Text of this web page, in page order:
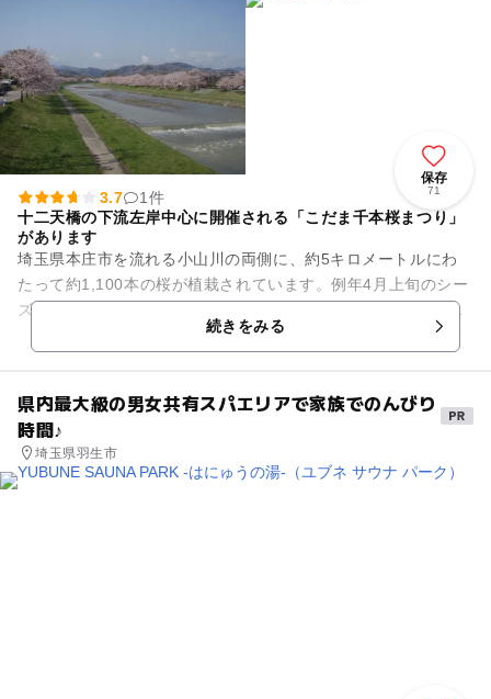
保存
71
3.7
1件
十二天橋の下流左岸中心に開催される「こだま千本桜まつり」
があります
埼玉県本庄市を流れる小山川の両側に、約5キロメートルにわ
たって約1,100本の桜が植栽されています。例年4月上旬のシー
ズンには一斉に開花し、花の色が川面に映えます。開花の時期
続きをみる
県内最大級の男女共有スパエリアで家族でのんびり
時間♪
埼玉県羽生市